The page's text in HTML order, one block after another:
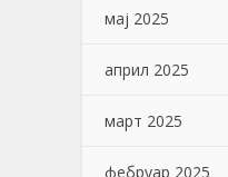
мај 2025
април 2025
март 2025
фебруар 2025